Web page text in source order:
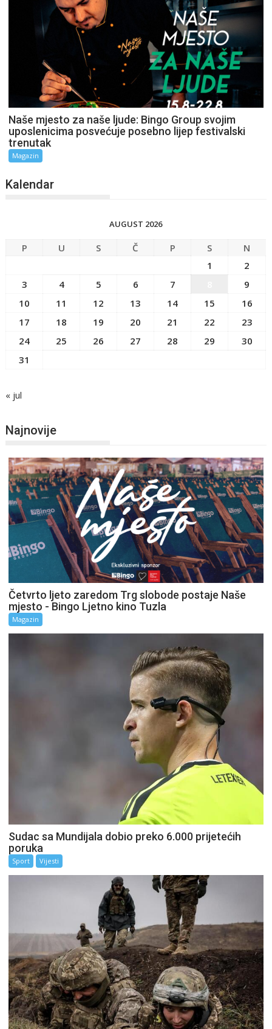
Naše mjesto za naše ljude: Bingo Group svojim
uposlenicima posvećuje posebno lijep festivalski
trenutak
Magazin
Kalendar
AUGUST 2026
P U S Č P S
N
1
2
3
4 5 6 7
9
10
11 12 13 14 15
16
17
18 19 20 21 22
23
24
25 26 27 28 29
30
31
« jul
Najnovije
Četvrto ljeto zaredom Trg slobode postaje Naše
mjesto - Bingo Ljetno kino Tuzla
Magazin
Sudac sa Mundijala dobio preko 6.000 prijetećih
poruka
Sport Vijesti